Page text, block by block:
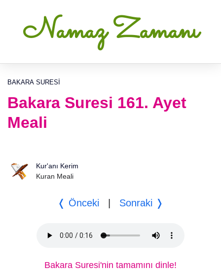
Namaz Zamanı
BAKARA SURESI
Bakara Suresi 161. Ayet
Meali
Kur'anı Kerim
Kuran Meali
❬ Önceki Sonraki ❭
Bakara Suresi'nin tamamını dinle!